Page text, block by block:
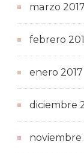
marzo 2017
febrero
enero 2017
diciembre
noviembre